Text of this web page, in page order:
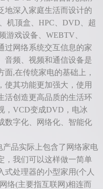
地深入家庭生活而设计的
机顶盒、HPC、DVD、超
游戏设备、WEBTV、
过网络系统交互信息的家
音频、视频和通信设备是
,在传统家电的基础上，
使其功能更加强大，使用
活创造更高品质的生活环
，VCD变成DVD，电冰
数字化、网络化、智能化
品实际上包含了网络家电
，我们可以这样做一简单
式处理器的小型家用(个人
络(主要指互联网)相连而